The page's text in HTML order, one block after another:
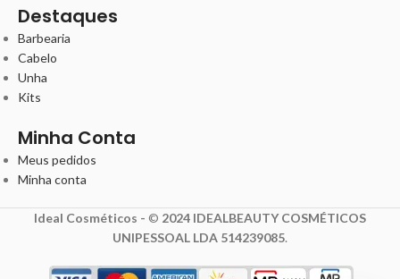
Destaques
Barbearia
Cabelo
Unha
Kits
Minha Conta
Meus pedidos
Minha conta
Ideal Cosméticos - © 2024 IDEALBEAUTY COSMÉTICOS
UNIPESSOAL LDA 514239085.